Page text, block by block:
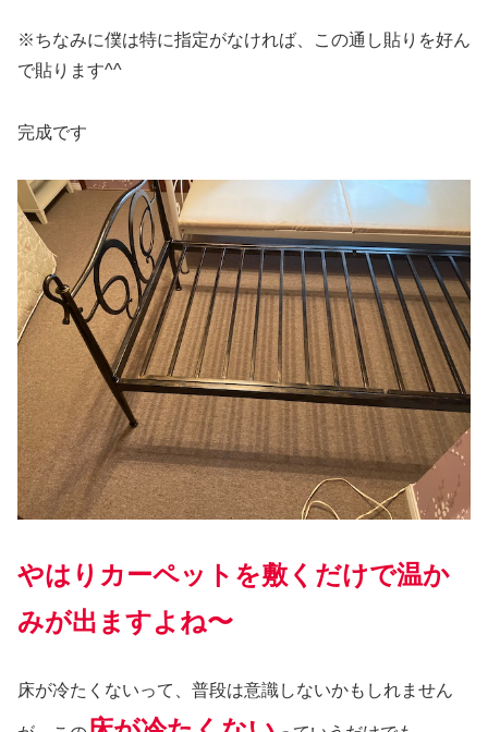
※ちなみに僕は特に指定がなければ、この通し貼りを好ん
で貼ります^^
完成です
やはりカーペットを敷くだけで温か
みが出ますよね〜
床が冷たくないって、普段は意識しないかもしれません